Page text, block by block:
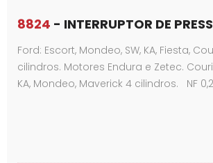
8824 - INTERRUPTOR DE
Ford: Escort, Mondeo, SW, KA, Fiesta,
cilindros. Motores Endura e Zetec.
KA, Mondeo, Maverick 4 cilindros. NF